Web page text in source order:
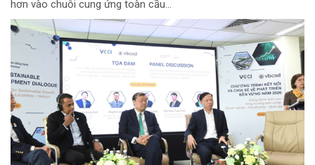
hơn vào chuỗi cung ứng toàn cầu...